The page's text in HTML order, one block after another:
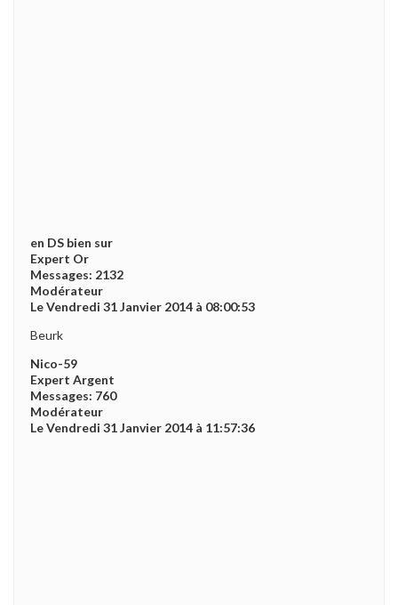
en DS bien sur
Expert Or
Messages: 2132
Modérateur
Le Vendredi 31 Janvier 2014 à 08:00:53
Beurk
Nico-59
Expert Argent
Messages: 760
Modérateur
Le Vendredi 31 Janvier 2014 à 11:57:36